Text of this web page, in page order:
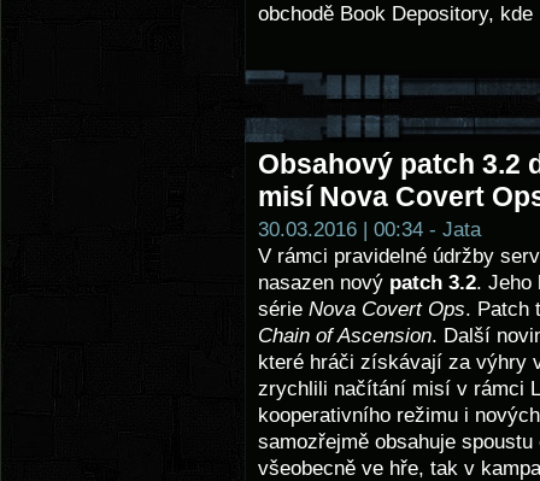
obchodě Book Depository,
Obsahový patch 3.2
misí Nova Covert
30.03.2016 | 00:34 - Jata
V rámci pravidelné údržby
nasazen nový patch 3.2. Jeho
série Nova Covert Ops. Patch
Chain of Ascension. Další
které hráči získávají za výhry
zrychlili načítání misí v rámci
kooperativního režimu i
samozřejmě obsahuje
všeobecně ve hře, tak v